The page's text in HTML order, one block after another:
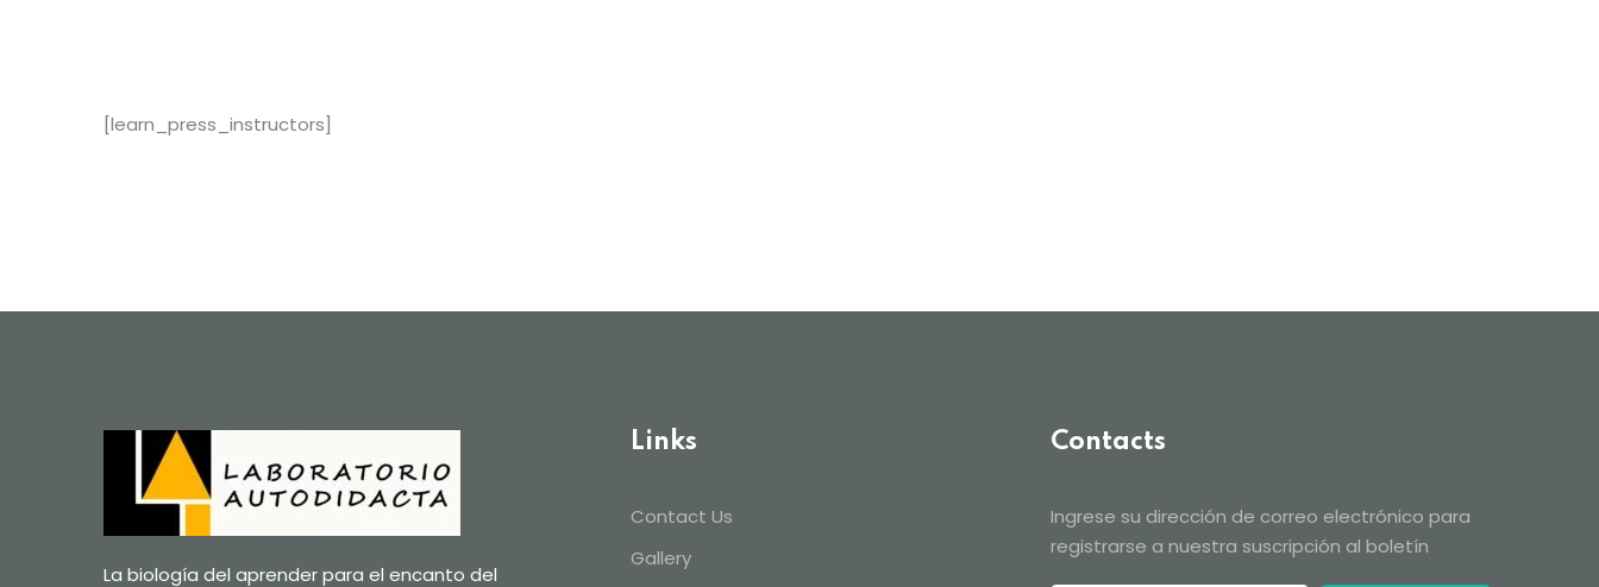
[learn_press_instructors]
La biología del aprender para el encanto del
Links
Contact Us
Gallery
Contacts
Ingrese su dirección de correo electrónico para
registrarse a nuestra suscripción al boletín